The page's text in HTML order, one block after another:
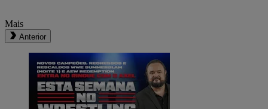
Mais
Anterior